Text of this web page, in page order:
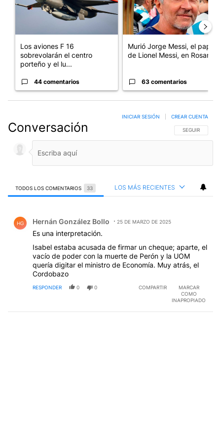
Los aviones F 16
sobrevolarán el centro
porteño y el lu...
44 comentarios
Murió Jorge Messi, el papá
de Lionel Messi, en Rosario
63 comentarios
Conversación SIGA ESTA
SEGUIR
INICIAR SESIÓN CREAR CUENTA
TODOS LOS COMENTARIOS 33 LOS MÁS RECIENTES
HG Hernán González Bollo 25 DE MARZO DE 2025
Es una interpretación.
Isabel estaba acusada de firmar un cheque; aparte, el
vacío de poder con la muerte de Perón y la UOM
quería digitar el ministro de Economía. Muy atrás, el
Cordobazo
RESPONDER 0 0 COMPARTIR
MARCAR
COMO
INAPROPIADO